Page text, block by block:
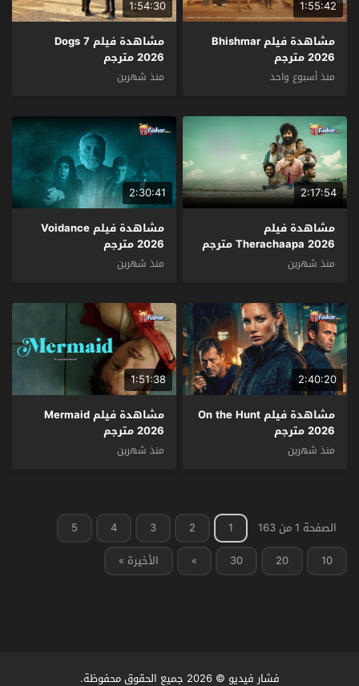
1:55:42
مشاهدة فيلم Bhishmar
2026 مترجم
منذ أسبوع واحد
1:54:30
مشاهدة فيلم 7 Dogs
2026 مترجم
منذ شهرين
2:17:54
مشاهدة فيلم
Therachaapa 2026 مترجم
منذ شهرين
2:30:41
مشاهدة فيلم Voidance
2026 مترجم
منذ شهرين
2:40:20
مشاهدة فيلم On the Hunt
2026 مترجم
منذ شهرين
1:51:38
مشاهدة فيلم Mermaid
2026 مترجم
منذ شهرين
الصفحة 1 من 163 1
2
3
4
5
10
20
30
» الأخيرة »
فشار فيديو © 2026 جميع الحقوق محفوظة.